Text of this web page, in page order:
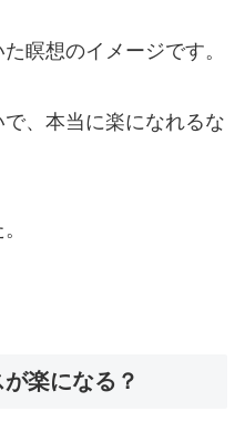
瞑想のイメージです。
、本当に楽になれるな
楽になる？